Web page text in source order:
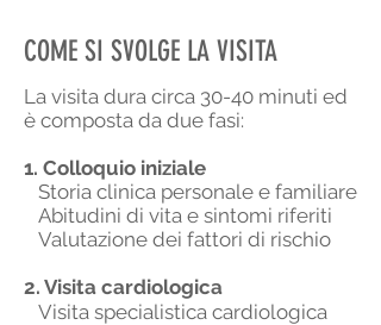
COME SI SVOLGE LA VISITA
La visita dura circa 30-40 minuti ed
è composta da due fasi:
1. Colloquio iniziale
Storia clinica personale e familiare
Abitudini di vita e sintomi riferiti
Valutazione dei fattori di rischio
2. Visita cardiologica
Visita specialistica cardiologica